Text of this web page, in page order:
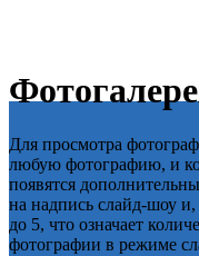
Для просмотра
любую фотографию, и
появятся
на надпись слайд-шоу
до 5, что означает
фотографии в режиме